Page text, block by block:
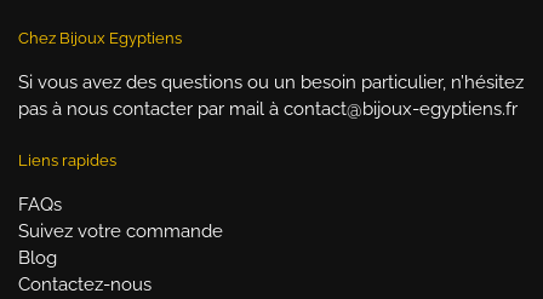
Chez Bijoux Egyptiens
Si vous avez des questions ou un besoin particulier, n’hésitez
pas à nous contacter par mail à contact@bijoux-egyptiens.fr
Liens rapides
FAQs
Suivez votre commande
Blog
Contactez-nous